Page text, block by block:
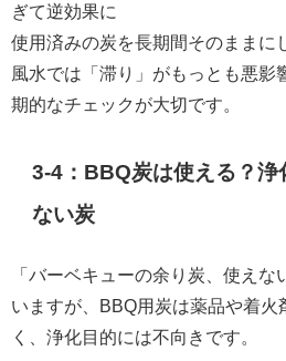
ぎて逆効果に
使用済みの炭を長期間そのままに
風水では「滞り」がもっとも悪影
期的なチェックが大切です。
3-4：BBQ炭は使える？浄
ない炭
「バーベキューの余り炭、使えな
いますが、BBQ用炭は薬品や着火
く、浄化目的には不向きです。